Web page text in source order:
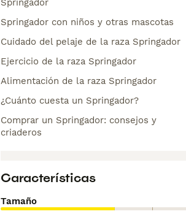
Springador
Springador con niños y otras mascotas
Cuidado del pelaje de la raza Springador
Ejercicio de la raza Springador
Alimentación de la raza Springador
¿Cuánto cuesta un Springador?
Comprar un Springador: consejos y
criaderos
Características
Tamaño